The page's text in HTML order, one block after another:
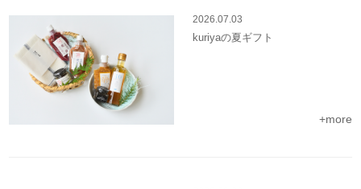
2026.07.03
kuriyaの夏ギフト
+more